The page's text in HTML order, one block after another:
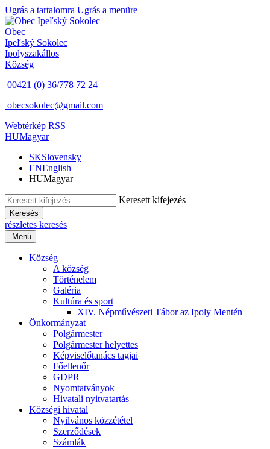
Ugrás a tartalomra Ugrás a menüre
Obec
Ipeľský Sokolec
Ipolyszakállos
Község
00421 (0) 36/778 72 24
obecsokolec@gmail.com
Webtérkép RSS
HUMagyar
SKSlovensky
ENEnglish
HUMagyar
Keresett kifejezés
Keresés
részletes keresés
Menü
Község
A község
Történelem
Galéria
Kultúra és sport
XIV. Népművészeti Tábor az Ipoly Mentén
Önkormányzat
Polgármester
Polgármester helyettes
Képviselőtanács tagjai
Főellenőr
GDPR
Nyomtatványok
Hivatali nyitvatartás
Községi hivatal
Nyilvános közzététel
Szerződések
Számlák